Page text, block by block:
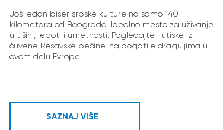
Još jedan biser srpske kulture na samo 140
kilometara od Beograda. Idealno mesto za uživanje
u tišini, lepoti i umetnosti. Pogledajte i utiske iz
čuvene Resavske pećine, najbogatije draguljima u
ovom delu Evrope!
SAZNAJ VIŠE